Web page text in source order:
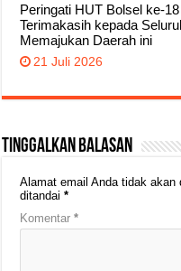
Peringati HUT Bolsel ke-
Terimakasih kepada
Memajukan Daerah ini
21 Juli 2026
Tinggalkan Balasan
Alamat email Anda tidak akan
ditandai*
Komentar*